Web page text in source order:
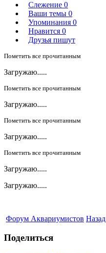
Слежение 0
Ваши темы 0
Упоминания 0
Нравится 0
Друзья пишут
Пометить все прочитанным
Загружаю.....
Пометить все прочитанным
Загружаю.....
Пометить все прочитанным
Загружаю.....
Пометить все прочитанным
Загружаю.....
Загружаю.....
Форум Аквариумистов Назад
Поделиться